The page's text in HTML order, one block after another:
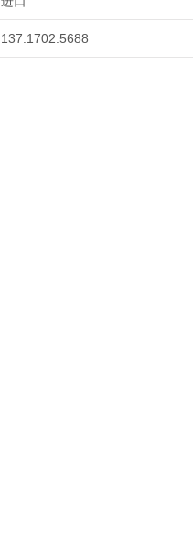
137.1702.5688